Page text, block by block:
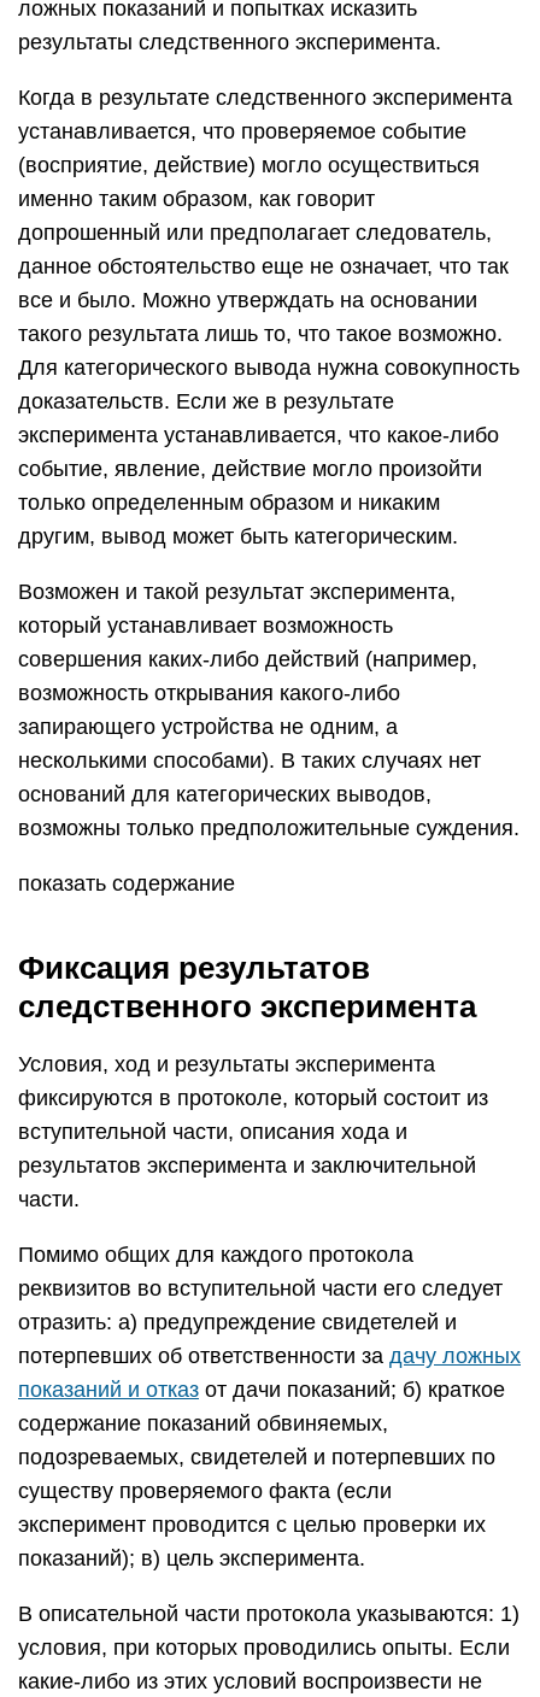
ложных показаний и попытках исказить
результаты следст­венного эксперимента.
Когда в результате следственного эксперимента
устанавливается, что проверяемое событие
(восприятие, действие) могло осуществиться
именно таким образом, как говорит
допрошенный или предполагает следователь,
данное обстоятельство еще не означает, что так
все и бы­ло. Можно утверждать на основании
такого результата лишь то, что такое возможно.
Для категорического вывода нужна совокупность
до­казательств. Если же в результате
эксперимента устанавливается, что какое-либо
событие, явление, действие могло произойти
только опре­деленным образом и никаким
другим, вывод может быть категориче­ским.
Возможен и такой результат эксперимента,
который устанавливает возможность
совершения каких-либо действий (например,
возмож­ность открывания какого-либо
запирающего устройства не одним, а
несколькими способами). В таких случаях нет
оснований для категори­ческих выводов,
возможны только предположительные суждения.
показать содержание
Фиксация результатов
следственного эксперимента
Условия, ход и результаты эксперимента
фиксируются в протоколе, который состоит из
вступительной части, описания хода и
результатов эксперимента и заключительной
части.
Помимо общих для каждого протокола
реквизитов во вступительной части его следует
отразить: а) предупреждение свидетелей и
потерпевших об ответственности за дачу ложных
показаний и отказ от дачи показаний; б) краткое
содержание показаний обвиняемых,
подозреваемых, свидетелей и потерпевших по
существу проверяемого факта (если
эксперимент проводится с целью проверки их
показаний); в) цель эксперимента.
В описательной части протокола указываются: 1)
условия, при которых проводились опыты. Если
какие-либо из этих условий воспроизвести не